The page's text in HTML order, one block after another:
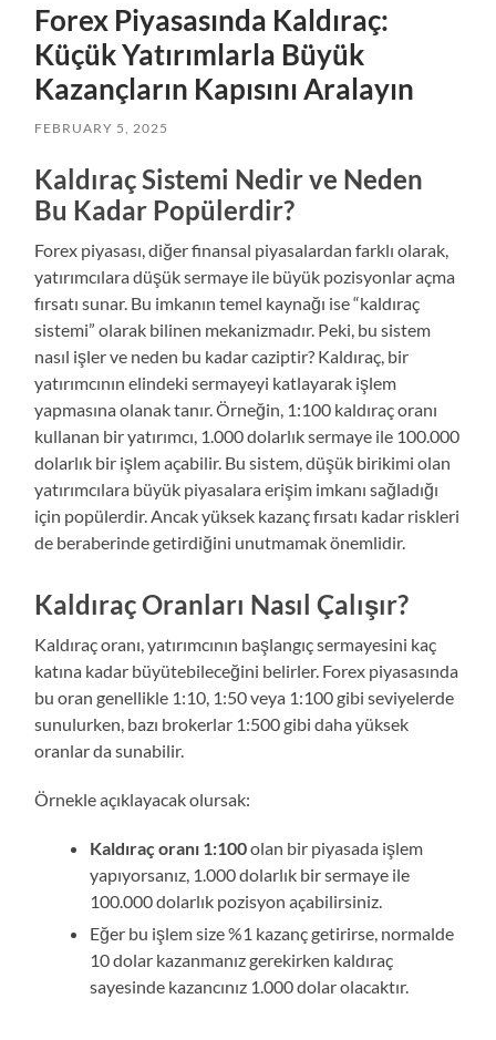
Forex Piyasasında Kaldıraç:
Küçük Yatırımlarla Büyük
Kazançların Kapısını Aralayın
FEBRUARY 5, 2025
Kaldıraç Sistemi Nedir ve Neden
Bu Kadar Popülerdir?
Forex piyasası, diğer finansal piyasalardan farklı olarak,
yatırımcılara düşük sermaye ile büyük pozisyonlar açma
fırsatı sunar. Bu imkanın temel kaynağı ise “kaldıraç
sistemi” olarak bilinen mekanizmadır. Peki, bu sistem
nasıl işler ve neden bu kadar caziptir? Kaldıraç, bir
yatırımcının elindeki sermayeyi katlayarak işlem
yapmasına olanak tanır. Örneğin, 1:100 kaldıraç oranı
kullanan bir yatırımcı, 1.000 dolarlık sermaye ile 100.000
dolarlık bir işlem açabilir. Bu sistem, düşük birikimi olan
yatırımcılara büyük piyasalara erişim imkanı sağladığı
için popülerdir. Ancak yüksek kazanç fırsatı kadar riskleri
de beraberinde getirdiğini unutmamak önemlidir.
Kaldıraç Oranları Nasıl Çalışır?
Kaldıraç oranı, yatırımcının başlangıç sermayesini kaç
katına kadar büyütebileceğini belirler. Forex piyasasında
bu oran genellikle 1:10, 1:50 veya 1:100 gibi seviyelerde
sunulurken, bazı brokerlar 1:500 gibi daha yüksek
oranlar da sunabilir.
Örnekle açıklayacak olursak:
Kaldıraç oranı 1:100olan bir piyasada işlem
yapıyorsanız, 1.000 dolarlık bir sermaye ile
100.000 dolarlık pozisyon açabilirsiniz.
Eğer bu işlem size %1 kazanç getirirse, normalde
10 dolar kazanmanız gerekirken kaldıraç
sayesinde kazancınız 1.000 dolar olacaktır.